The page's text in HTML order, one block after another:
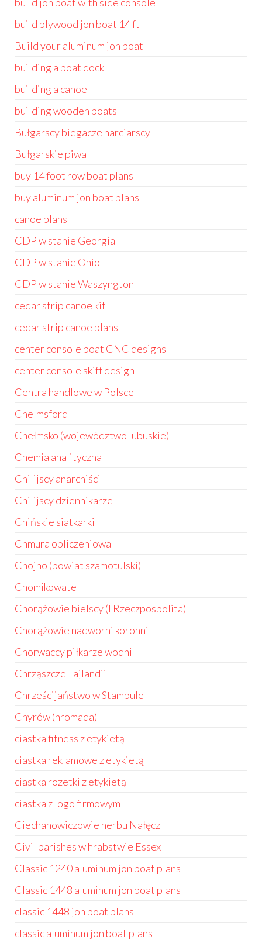
build plywood jon boat 14 ft
Build your aluminum jon boat
building a boat dock
building a canoe
building wooden boats
Bułgarscy biegacze narciarscy
Bułgarskie piwa
buy 14 foot row boat plans
buy aluminum jon boat plans
canoe plans
CDP w stanie Georgia
CDP w stanie Ohio
CDP w stanie Waszyngton
cedar strip canoe kit
cedar strip canoe plans
center console boat CNC designs
center console skiff design
Centra handlowe w Polsce
Chelmsford
Chełmsko (województwo lubuskie)
Chemia analityczna
Chilijscy anarchiści
Chilijscy dziennikarze
Chińskie siatkarki
Chmura obliczeniowa
Chojno (powiat szamotulski)
Chomikowate
Chorążowie bielscy (I Rzeczpospolita)
Chorążowie nadworni koronni
Chorwaccy piłkarze wodni
Chrząszcze Tajlandii
Chrześcijaństwo w Stambule
Chyrów (hromada)
ciastka fitness z etykietą
ciastka reklamowe z etykietą
ciastka rozetki z etykietą
ciastka z logo firmowym
Ciechanowiczowie herbu Nałęcz
Civil parishes w hrabstwie Essex
Classic 1240 aluminum jon boat plans
Classic 1448 aluminum jon boat plans
classic 1448 jon boat plans
classic aluminum jon boat plans